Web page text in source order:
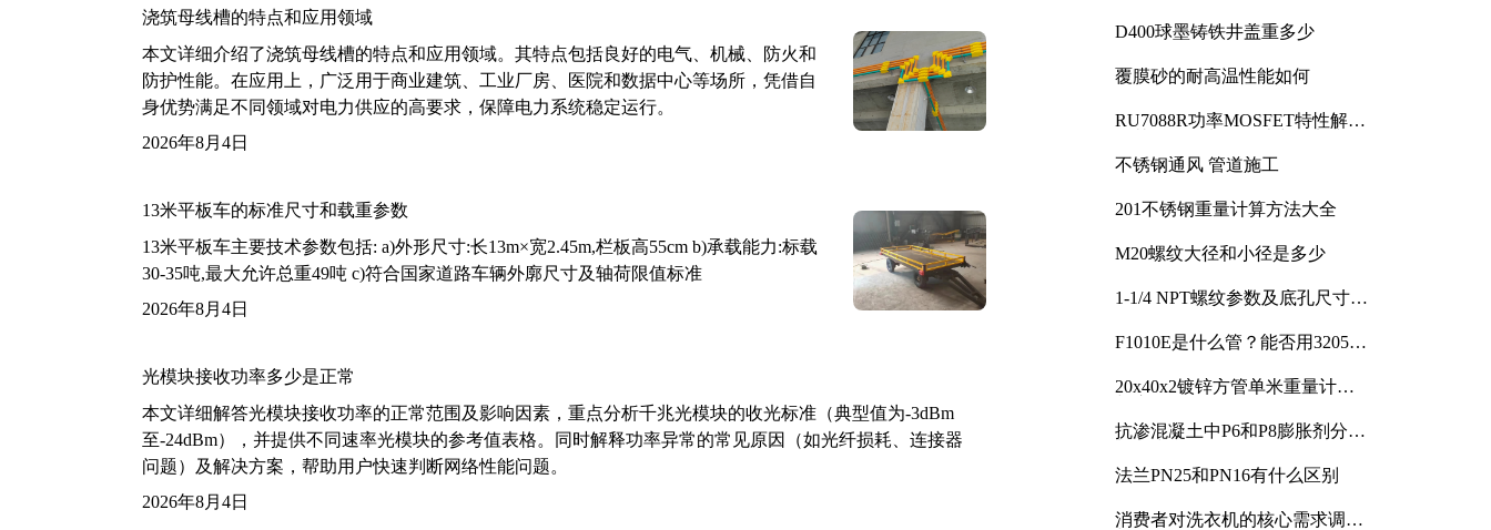
浇筑母线槽的特点和应用领域
本文详细介绍了浇筑母线槽的特点和应用领域。其特点包括良好的电气、机械、防火和
防护性能。在应用上，广泛用于商业建筑、工业厂房、医院和数据中心等场所，凭借自
身优势满足不同领域对电力供应的高要求，保障电力系统稳定运行。
2026年8月4日
13米平板车的标准尺寸和载重参数
13米平板车主要技术参数包括: a)外形尺寸:长13m×宽2.45m,栏板高55cm b)承载能力:标载
30-35吨,最大允许总重49吨 c)符合国家道路车辆外廓尺寸及轴荷限值标准
2026年8月4日
光模块接收功率多少是正常
本文详细解答光模块接收功率的正常范围及影响因素，重点分析千兆光模块的收光标准（典型值为-3dBm
至-24dBm），并提供不同速率光模块的参考值表格。同时解释功率异常的常见原因（如光纤损耗、连接器
问题）及解决方案，帮助用户快速判断网络性能问题。
2026年8月4日
D400球墨铸铁井盖重多少
覆膜砂的耐高温性能如何
RU7088R功率MOSFET特性解析
不锈钢通风 管道施工
201不锈钢重量计算方法大全
M20螺纹大径和小径是多少
1-1/4 NPT螺纹参数及底孔尺寸详
F1010E是什么管？能否用3205或
20x40x2镀锌方管单米重量计算
抗渗混凝土中P6和P8膨胀剂分别
法兰PN25和PN16有什么区别
消费者对洗衣机的核心需求调研